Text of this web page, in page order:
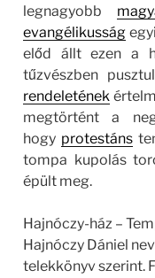
legnagyobb
evangélikusság
előd állt ezen a
tűzvészben
rendeletének
megtörtént a
hogy protestáns
tompa kupolás
épült meg.
Hajnóczy-ház –
Hajnóczy Dániel
telekkönyv szerint.